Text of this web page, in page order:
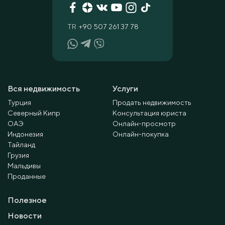
Вся недвижимость
Турция
Северный Кипр
ОАЭ
Индонезия
Тайланд
Грузия
Мальдивы
Проданные
Услуги
Продать недвижимость
Консультация юриста
Онлайн-просмотр
Онлайн-покупка
Полезное
Новости
TR +90 507 261 37 78